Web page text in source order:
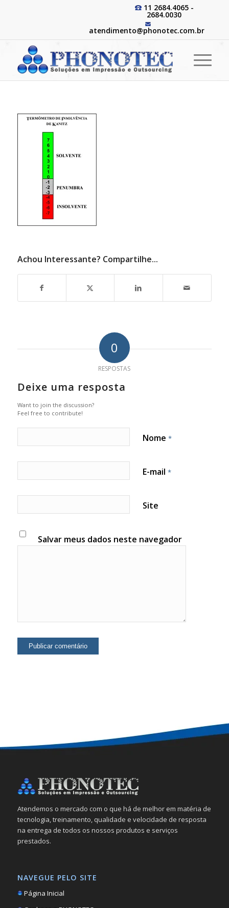
11 2684.4065 -
2684.0030
atendimento@phonotec.com.br
Achou Interessante? Compartilhe...
0
RESPOSTAS
Deixe uma resposta
Want to join the discussion?
Feel free to contribute!
Nome *
E-mail *
Site
Salvar meus dados neste navegador
Atendemos o mercado com o que há de melhor em matéria de
tecnologia, treinamento, qualidade e velocidade de resposta
na entrega de todos os nossos produtos e serviços
prestados.
NAVEGUE PELO SITE
Página Inicial